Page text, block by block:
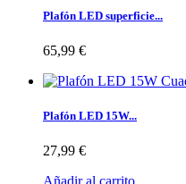
Plafón LED superficie...
65,99 €
Plafón LED 15W...
27,99 €